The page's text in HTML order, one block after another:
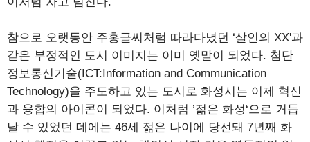
참으로 오랫동안 주홍글씨처럼 따라다녔던 ‘살인의 XX'과
같은 부정적인 도시 이미지는 이미 옛말이 되었다. 첨단
정보통신기술(ICT:Information and Communication
Technology)을 주도하고 있는 도시로 화성시는 이제 혁신
과 융합의 아이콘이 되었다. 이처럼 ’젊은 화성‘으로 거듭
날 수 있었던 데에는 46세 젊은 나이에 당선돼 7년째 화